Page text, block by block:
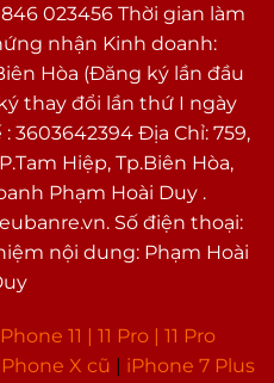
023456 Thời gian làm
nhận Kinh doanh:
Hòa (Đăng ký lần đầu
thay đổi lần thứ I ngày
3603642394 Địa Chỉ: 759,
Hiệp, Tp.Biên Hòa,
Phạm Hoài Duy .
Số điện thoại:
nội dung: Phạm Hoài
11 11 Pro
11 Pro
X cũ
iPhone 7 Plus